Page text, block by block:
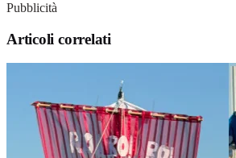
Pubblicità
Articoli correlati